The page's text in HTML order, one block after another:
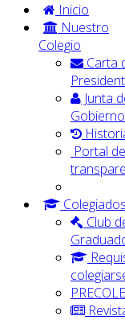
Inicio
Nuestro
Colegio
Carta
Junta
Gobierno
Portal de
Colegiados
Club